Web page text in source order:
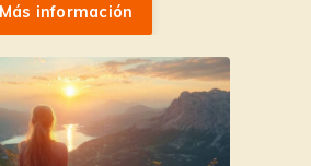
Más información